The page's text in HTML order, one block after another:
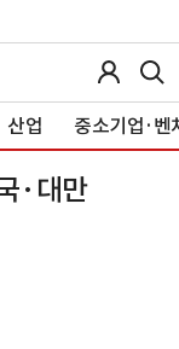
산업 중소기업·벤
·대만